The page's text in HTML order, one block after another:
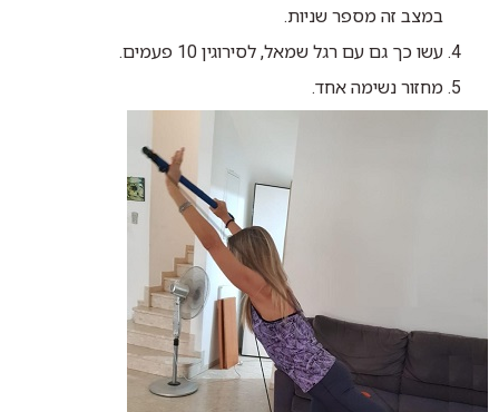
במצב זה מספר שניות.
עשו כך גם עם רגל שמאל, לסירוגין 10 פעמים.
מחזור נשימה אחד.